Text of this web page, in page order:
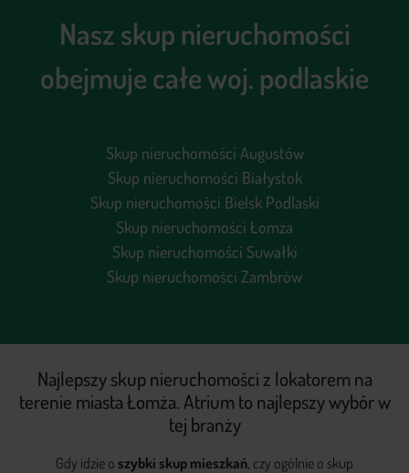
Nasz skup nieruchomości
obejmuje całe woj. podlaskie
Skup nieruchomości Augustów
Skup nieruchomości Białystok
Skup nieruchomości Bielsk Podlaski
Skup nieruchomości Łomża
Skup nieruchomości Suwałki
Skup nieruchomości Zambrów
Najlepszy skup nieruchomości z lokatorem na
terenie miasta Łomża. Atrium to najlepszy wybór w
tej branży
Gdy idzie o szybki skup mieszkań , czy ogólnie o skup